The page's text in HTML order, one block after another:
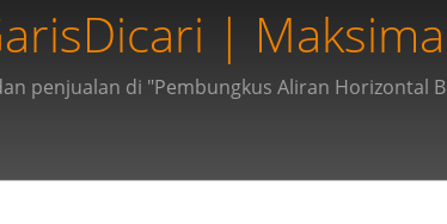
|
Berkecepatan
penjualan di "Pembungkus Aliran Horizontal